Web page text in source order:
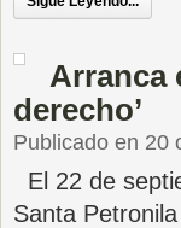
Arranca
derecho’
Publicado en 20
El 22 de
Santa